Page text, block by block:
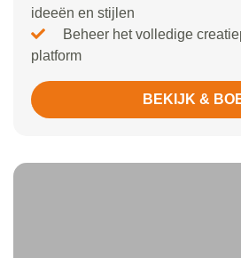
ideeën en stijlen
Beheer het volledige
platform
BEKIJK &